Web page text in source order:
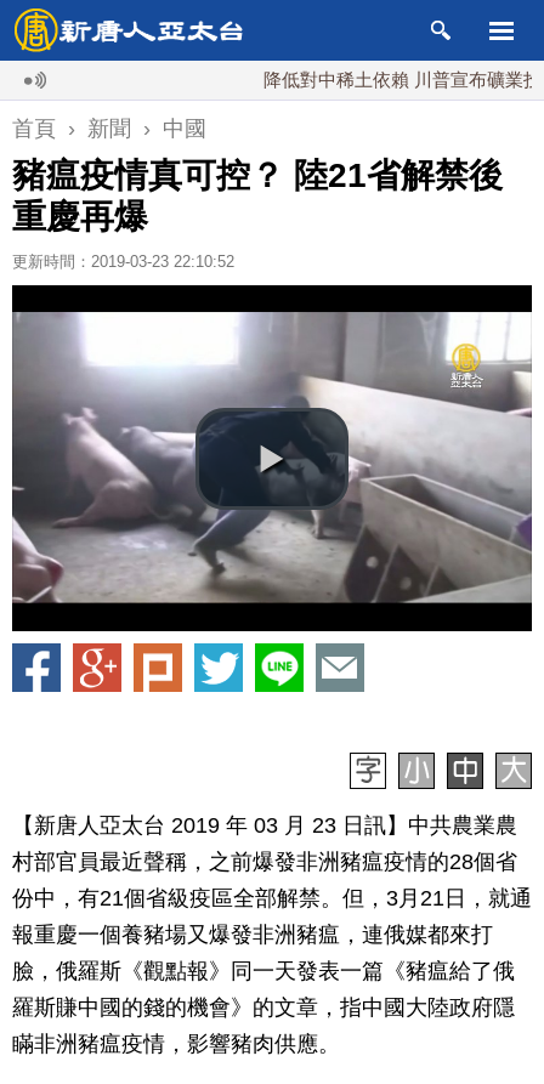
降低對中稀土依賴 川普宣布礦業投資20億
首頁 › 新聞 › 中國
豬瘟疫情真可控？ 陸21省解禁後
重慶再爆
更新時間：2019-03-23 22:10:52
【新唐人亞太台 2019 年 03 月 23 日訊】中共農業農
村部官員最近聲稱，之前爆發非洲豬瘟疫情的28個省
份中，有21個省級疫區全部解禁。但，3月21日，就通
報重慶一個養豬場又爆發非洲豬瘟，連俄媒都來打
臉，俄羅斯《觀點報》同一天發表一篇《豬瘟給了俄
羅斯賺中國的錢的機會》的文章，指中國大陸政府隱
瞞非洲豬瘟疫情，影響豬肉供應。